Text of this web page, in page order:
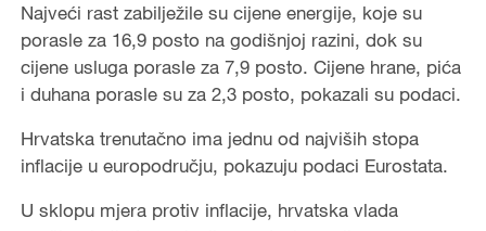
Najveći rast zabilježile su cijene energije, koje su
porasle za 16,9 posto na godišnjoj razini, dok su
cijene usluga porasle za 7,9 posto. Cijene hrane, pića
i duhana porasle su za 2,3 posto, pokazali su podaci.
Hrvatska trenutačno ima jednu od najviših stopa
inflacije u europodručju, pokazuju podaci Eurostata.
U sklopu mjera protiv inflacije, hrvatska vlada